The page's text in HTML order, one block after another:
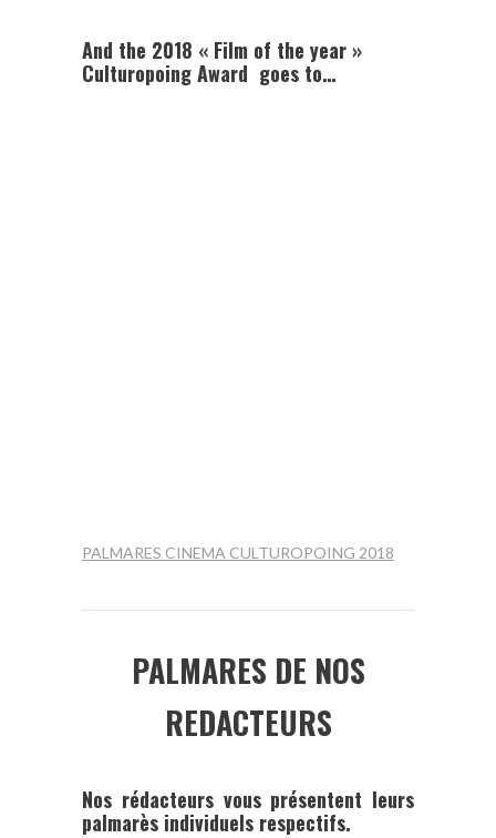
And the 2018 « Film of the year »
Culturopoing Award goes to…
PALMARES CINEMA CULTUROPOING 2018
PALMARES DE NOS
REDACTEURS
Nos rédacteurs vous présentent leurs
palmarès individuels respectifs.